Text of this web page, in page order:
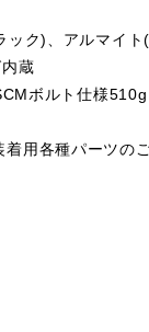
ック)、アルマイト
蔵
ボルト仕様510g
用各種パーツの